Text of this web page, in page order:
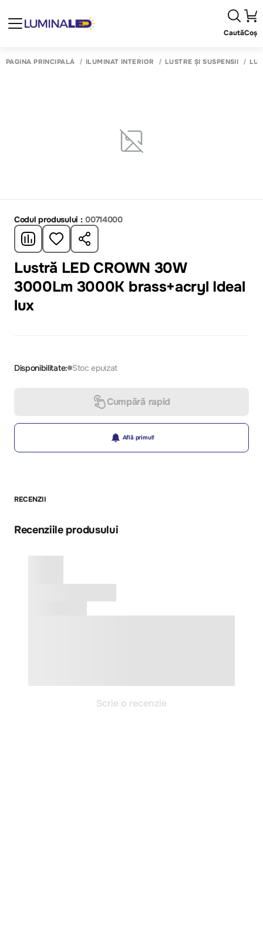
CautăCoș
PAGINA PRINCIPALĂ ILUMINAT INTERIOR LUSTRE ȘI SUSPENSII
Codul produsului : 00714000
Lustră LED CROWN 30W
3000Lm 3000K brass+acryl Ideal
lux
Disponibilitate: Stoc epuizat
Cumpără rapid
Află primul!
RECENZII
Recenziile produsului
Scrie o recenzie